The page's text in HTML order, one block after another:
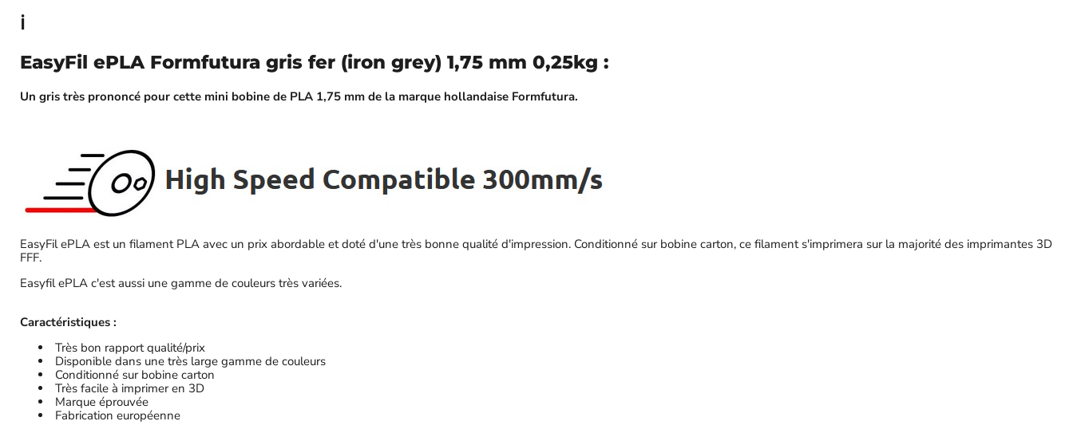
ℹ️
EasyFil ePLA Formfutura gris fer (iron grey) 1,75 mm 0,25kg :
Un gris très prononcé pour cette mini bobine de PLA 1,75 mm de la marque hollandaise Formfutura.
EasyFil ePLA est un filament PLA avec un prix abordable et doté d'une très bonne qualité d'impression. Conditionné sur bobine carton, ce filament s'imprimera sur la majorité des imprimantes 3D
FFF.
Easyfil ePLA c'est aussi une gamme de couleurs très variées.
Caractéristiques :
Très bon rapport qualité/prix
Disponible dans une très large gamme de couleurs
Conditionné sur bobine carton
Très facile à imprimer en 3D
Marque éprouvée
Fabrication européenne